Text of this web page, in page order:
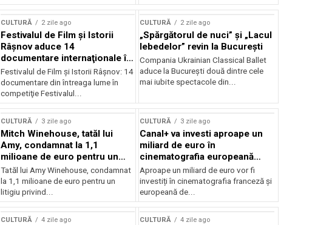
CULTURĂ 2 zile ago
Festivalul de Film şi Istorii
Râşnov aduce 14
documentare internaţionale în
premieră
Festivalul de Film şi Istorii Râşnov: 14
documentare din întreaga lume în
competiţie Festivalul...
CULTURĂ 2 zile ago
„Spărgătorul de nuci” și „Lacul
lebedelor” revin la București
Compania Ukrainian Classical Ballet
aduce la București două dintre cele
mai iubite spectacole din...
CULTURĂ 3 zile ago
Mitch Winehouse, tatăl lui
Amy, condamnat la 1,1
milioane de euro pentru un
litigiu pierdut
Tatăl lui Amy Winehouse, condamnat
la 1,1 milioane de euro pentru un
litigiu privind...
CULTURĂ 3 zile ago
Canal+ va investi aproape un
miliard de euro în
cinematografia europeană
până în 2032
Aproape un miliard de euro vor fi
investiți în cinematografia franceză și
europeană de...
CULTURĂ 4 zile ago CULTURĂ 4 zile ago